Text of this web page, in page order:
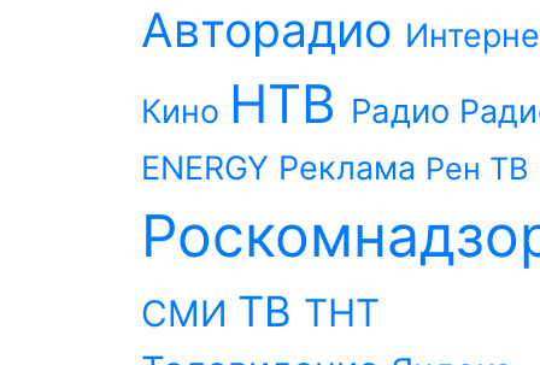
Авторадио
Кино НТВ Радио
ENERGY Реклама Рен ТВ
СМИ ТВ ТНТ